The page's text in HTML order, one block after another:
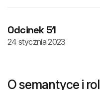
Odcinek 51
24 stycznia 2023
O semantyce i